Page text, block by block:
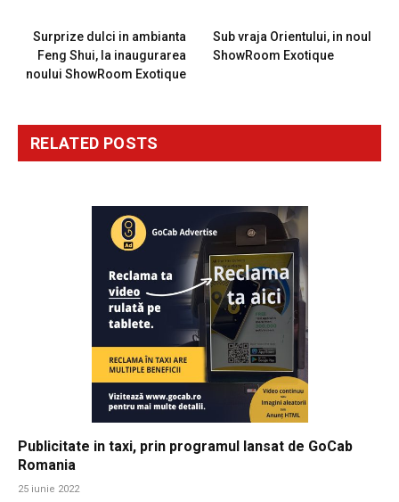
Surprize dulci in ambianta
Feng Shui, la inaugurarea
noului ShowRoom Exotique
Sub vraja Orientului, in noul
ShowRoom Exotique
RELATED POSTS
Publicitate in taxi, prin programul lansat de GoCab
Romania
25 iunie 2022